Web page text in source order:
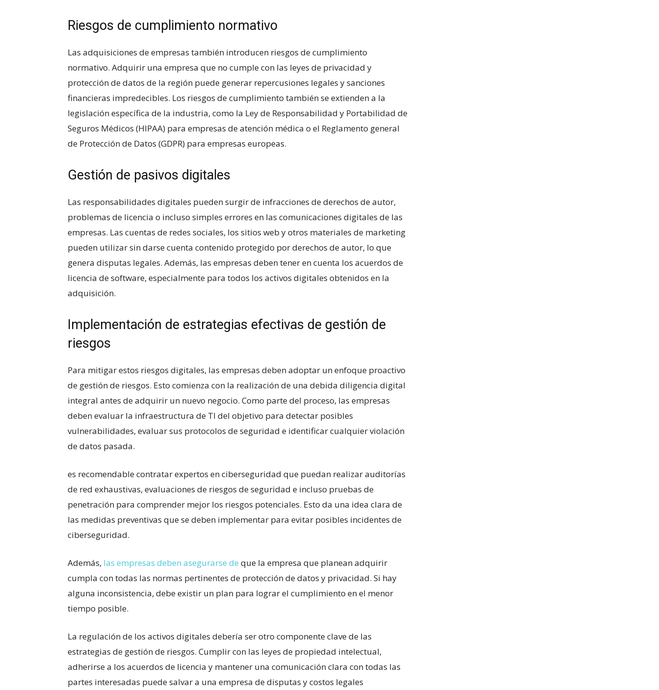
Riesgos de cumplimiento normativo
Las adquisiciones de empresas también introducen riesgos de cumplimiento
⁢normativo. Adquirir una empresa que⁣ no cumple con ⁤las leyes de ​privacidad y
protección ‌de datos de la región puede generar⁢ repercusiones legales y sanciones
financieras impredecibles. Los riesgos‍ de‌ cumplimiento también se extienden a‌ la
legislación específica de la industria, como⁤ la Ley de Responsabilidad y Portabilidad de
Seguros Médicos (HIPAA) ‌para empresas de atención ⁣médica o el Reglamento general
de⁢ Protección de Datos (GDPR) para empresas europeas.
Gestión de pasivos digitales
Las responsabilidades digitales​ pueden ​surgir‍ de infracciones de derechos de autor,
problemas de licencia o incluso simples ⁣errores en las comunicaciones digitales de las
empresas. ‌Las cuentas de redes sociales, los sitios web y‌ otros materiales de marketing‌
pueden utilizar sin darse cuenta contenido protegido por derechos de autor, lo ‍que
genera disputas legales.⁤ Además,‍ las​ empresas deben tener en cuenta los acuerdos de​
licencia ‌de software, especialmente⁣ para todos ⁤los activos digitales obtenidos en ⁣la‍
adquisición.
Implementación de estrategias efectivas de gestión de
riesgos
Para mitigar estos ⁣riesgos digitales, las empresas deben adoptar un​ enfoque proactivo
de gestión de riesgos. ​Esto comienza con la realización⁤ de‌ una ‌debida ​diligencia digital
integral antes de adquirir‍ un nuevo ‍negocio. Como parte del proceso, las empresas
deben evaluar​ la infraestructura de TI del objetivo para detectar​ posibles
vulnerabilidades, evaluar sus protocolos de seguridad e identificar cualquier violación
de datos ‌pasada.
es⁢ recomendable⁢ contratar expertos en ciberseguridad que puedan realizar⁤ auditorías
de red exhaustivas, evaluaciones de riesgos de seguridad ⁤e⁤ incluso pruebas de
penetración para comprender mejor los riesgos potenciales. Esto da una idea clara de
⁤las ​medidas preventivas que se deben implementar para evitar posibles incidentes de
ciberseguridad.
Además, las empresas deben​ asegurarse de que la empresa que planean adquirir
cumpla con todas las normas pertinentes de‍ protección de datos y privacidad. Si hay
alguna inconsistencia, debe existir un plan para‍ lograr el cumplimiento en el menor
tiempo posible.
La regulación de​ los ⁢activos digitales debería⁣ ser otro componente clave de⁢ las
estrategias de gestión de riesgos. Cumplir con las leyes de propiedad intelectual,
adherirse⁣ a los acuerdos‍ de licencia y ‍mantener una comunicación ⁣clara con todas las
partes⁤ interesadas puede salvar a ‌una​ empresa de disputas y costos legales